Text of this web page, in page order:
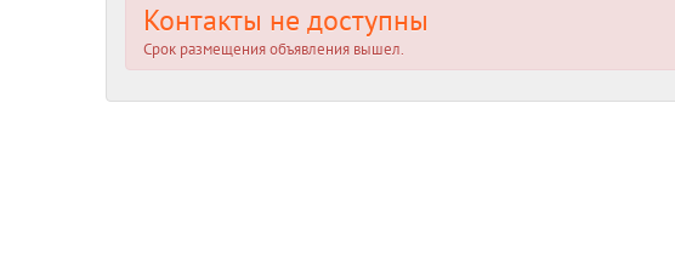
Контакты не доступны
Срок размещения объявления вышел.